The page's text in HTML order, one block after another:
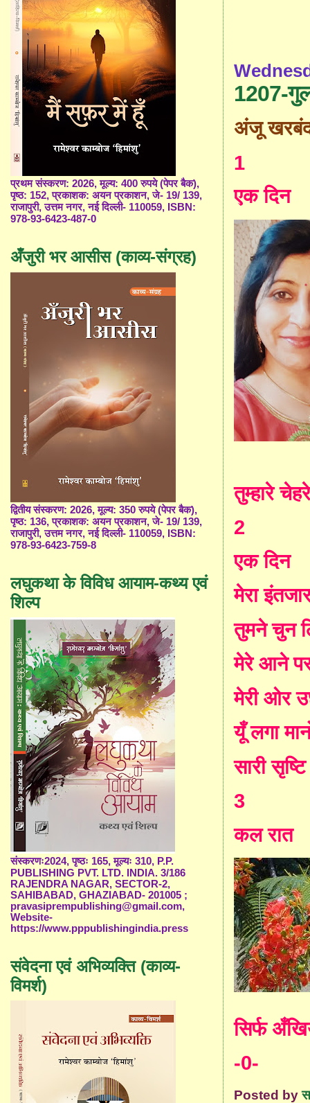
1207-
अंजू
1
एक दिन
तुम्हारे
2
एक दिन
मेरा
तुमने चुन
मेरे आने
मेरी ओर
यूँ लगा
सारी
3
कल रात
सिर्फ
-0-
Posted by
प्रथम संस्करण: 2026, मूल्य: 400 रुपये (पेपर बैक),
पृष्ठ: 152, प्रकाशक: अयन प्रकाशन, जे- 19/ 139,
राजापुरी, उत्तम नगर, नई दिल्ली- 110059, ISBN:
978-93-6423-487-0
अँजुरी भर आसीस (काव्य-संग्रह)
द्वितीय संस्करण: 2026, मूल्य: 350 रुपये (पेपर बैक),
पृष्ठ: 136, प्रकाशक: अयन प्रकाशन, जे- 19/ 139,
राजापुरी, उत्तम नगर, नई दिल्ली- 110059, ISBN:
978-93-6423-759-8
लघुकथा के विविध आयाम-कथ्य एवं
शिल्प
संस्करणः2024, पृष्ठः 165, मूल्यः 310, P.P.
PUBLISHING PVT. LTD. INDIA. 3/186
RAJENDRA NAGAR, SECTOR-2,
SAHIBABAD, GHAZIABAD- 201005 ;
pravasiprempublishing@gmail.com,
Website-
https://www.pppublishingindia.press
संवेदना एवं अभिव्यक्ति (काव्य-
विमर्श)